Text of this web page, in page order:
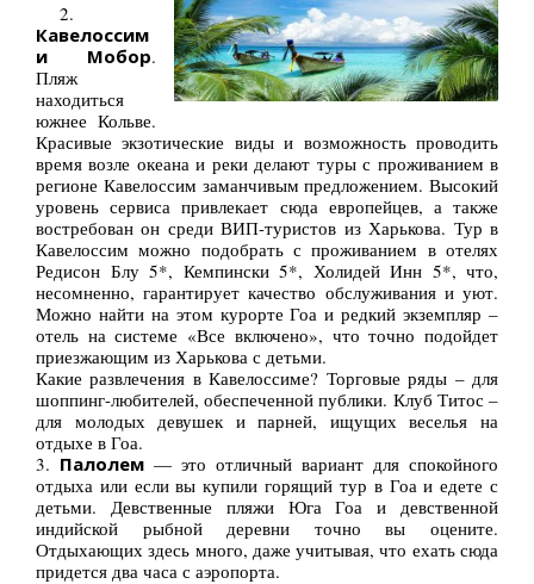
2.
Кавелоссим
и Мобор.
Пляж
находиться
южнее Кольве.
Красивые экзотические виды и возможность проводить
время возле океана и реки делают туры с проживанием в
регионе Кавелоссим заманчивым предложением. Высокий
уровень сервиса привлекает сюда европейцев, а также
востребован он среди ВИП-туристов из Харькова. Тур в
Кавелоссим можно подобрать с проживанием в отелях
Редисон Блу 5*, Кемпински 5*, Холидей Инн 5*, что,
несомненно, гарантирует качество обслуживания и уют.
Можно найти на этом курорте Гоа и редкий экземпляр –
отель на системе «Все включено», что точно подойдет
приезжающим из Харькова с детьми.
Какие развлечения в Кавелоссиме? Торговые ряды – для
шоппинг-любителей, обеспеченной публики. Клуб Титос –
для молодых девушек и парней, ищущих веселья на
отдыхе в Гоа.
3. Палолем — это отличный вариант для спокойного
отдыха или если вы купили горящий тур в Гоа и едете с
детьми. Девственные пляжи Юга Гоа и девственной
индийской рыбной деревни точно вы оцените.
Отдыхающих здесь много, даже учитывая, что ехать сюда
придется два часа с аэропорта.